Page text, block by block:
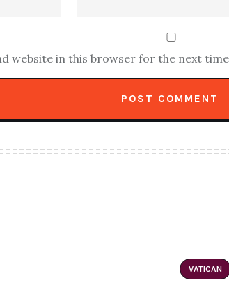
website in this browser for the next
VATICAN